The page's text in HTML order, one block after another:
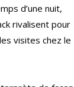
d’une nuit,
rivalisent pour
visites chez le